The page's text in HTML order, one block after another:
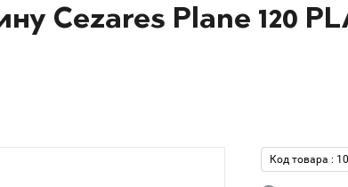
Cezares Plane 120
Код товара :